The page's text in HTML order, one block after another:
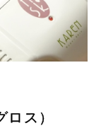
ス）